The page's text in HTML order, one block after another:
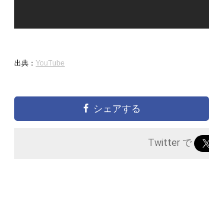
出典：YouTube
シェアする
Twitter で